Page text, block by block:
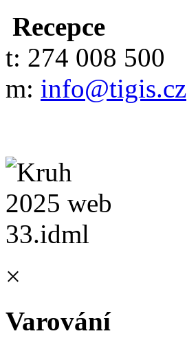
Recepce
t: 274 008 500
m: info@tigis.cz
×
Varování